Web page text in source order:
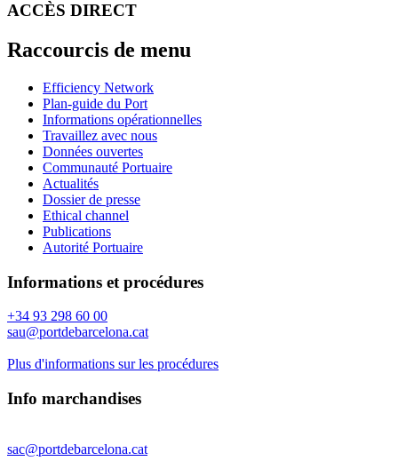
ACCÈS DIRECT
Raccourcis de menu
Efficiency Network
Plan-guide du Port
Informations opérationnelles
Travaillez avec nous
Données ouvertes
Communauté Portuaire
Actualités
Dossier de presse
Ethical channel
Publications
Autorité Portuaire
Informations et procédures
+34 93 298 60 00
sau@portdebarcelona.cat
Plus d'informations sur les procédures
Info marchandises
sac@portdebarcelona.cat